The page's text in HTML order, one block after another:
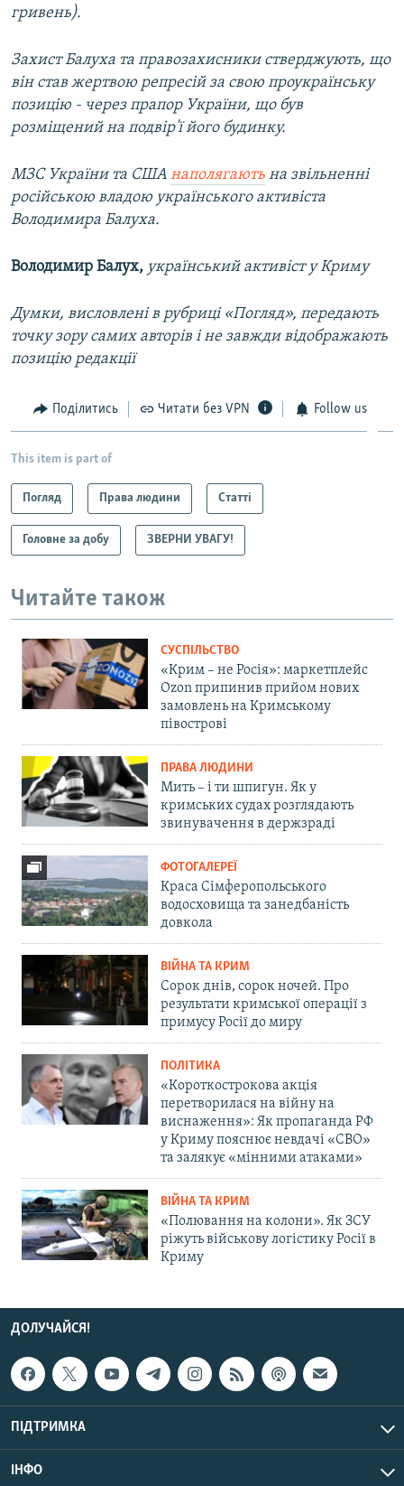
гривень).
Захист Балуха та правозахисники стверджують, що
він став жертвою репресій за свою проукраїнську
позицію - через прапор України, що був
розміщений на подвір'ї його будинку.
МЗС України та США наполягають на звільненні
російською владою українського активіста
Володимира Балуха.
Володимир Балух, український активіст у Криму
Думки, висловлені в рубриці «Погляд», передають
точку зору самих авторів і не завжди відображають
позицію редакції
Поділитись Читати без VPN Follow us
This item is part of
Погляд Права людини Статті
Головне за добу ЗВЕРНИ УВАГУ!
Читайте також
СУСПІЛЬСТВО
«Крим – не Росія»: маркетплейс
Ozon припинив прийом нових
замовлень на Кримському
півострові
ПРАВА ЛЮДИНИ
Мить – і ти шпигун. Як у
кримських судах розглядають
звинувачення в держзраді
ФОТОГАЛЕРЕЇ
Краса Сімферопольського
водосховища та занедбаність
довкола
ВІЙНА ТА КРИМ
Сорок днів, сорок ночей. Про
результати кримської операції з
примусу Росії до миру
ПОЛІТИКА
«Короткострокова акція
перетворилася на війну на
виснаження»: Як пропаганда РФ
у Криму пояснює невдачі «СВО»
та залякує «мінними атаками»
ВІЙНА ТА КРИМ
«Полювання на колони». Як ЗСУ
ріжуть військову логістику Росії в
Криму
ДОЛУЧАЙСЯ!
ПІДТРИМКА
ІНФО